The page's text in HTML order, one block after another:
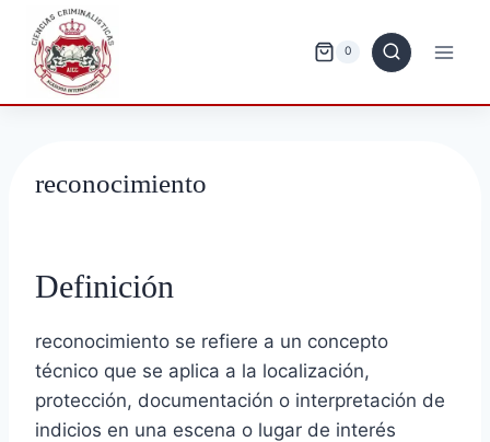
Saltar
contenido
0
reconocimiento
Definición
reconocimiento se refiere a un concepto
técnico que se aplica a la localización,
protección, documentación o interpretación de
indicios en una escena o lugar de interés